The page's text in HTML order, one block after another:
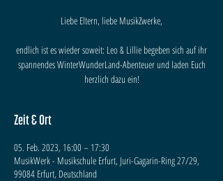
Liebe Eltern, liebe MusikZwerke,
endlich ist es wieder soweit: Leo & Lillie begeben sich auf ihr
spannendes WinterWunderLand-Abenteuer und laden Euch
herzlich dazu ein!
Zeit & Ort
05. Feb. 2023, 16:00 – 17:30
MusikWerk - Musikschule Erfurt, Juri-Gagarin-Ring 27/29,
99084 Erfurt, Deutschland